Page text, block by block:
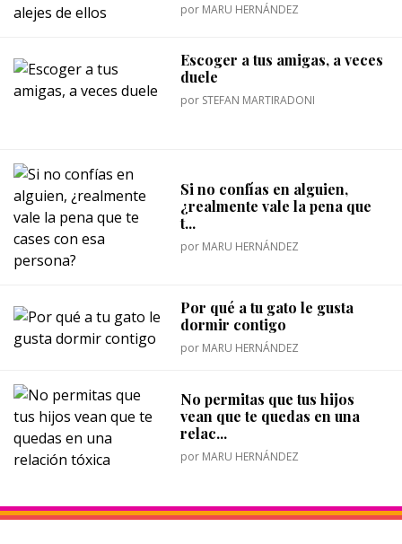
por MARU HERNÁNDEZ
Escoger a tus amigas, a veces
duele
por STEFAN MARTIRADONI
Si no confías en alguien,
¿realmente vale la pena que
t...
por MARU HERNÁNDEZ
Por qué a tu gato le gusta
dormir contigo
por MARU HERNÁNDEZ
No permitas que tus hijos
vean que te quedas en una
relac...
por MARU HERNÁNDEZ